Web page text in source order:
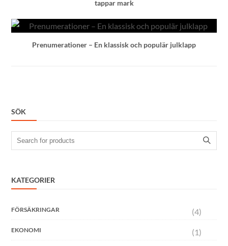
tappar mark
Prenumerationer – En klassisk och populär julklapp
SÖK
Search
for:
KATEGORIER
FÖRSÄKRINGAR (4)
EKONOMI (1)